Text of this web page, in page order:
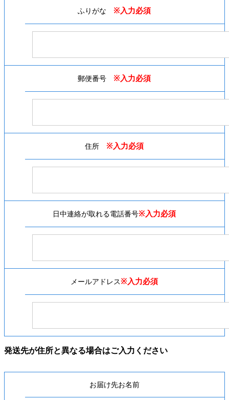
ふりがな※入力必須
郵便番号※入力必須
住所※入力必須
日中連絡が取れる電話番号※入力必須
メールアドレス※入力必須
発送先が住所と異なる場合はご入力ください
お届け先お名前